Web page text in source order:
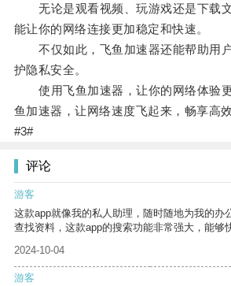
无论是观看视频、玩游戏还是下载
能让你的网络连接更加稳定和快速。
不仅如此，飞鱼加速器还能帮助用
护隐私安全。
使用飞鱼加速器，让你的网络体验
鱼加速器，让网络速度飞起来，畅享高
#3#
评论
游客
这款app就像我的私人助理，随时随地为我的办
查找资料，这款app的搜索功能非常强大，能够
2024-10-04
游客